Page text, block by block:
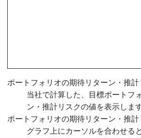
ポートフォリオの期待リターン・推計
当社で計算した、目標ポートフ
ン・推計リスクの値を表示します
ポートフォリオの期待リターン・推計
グラフ上にカーソルを合わせる